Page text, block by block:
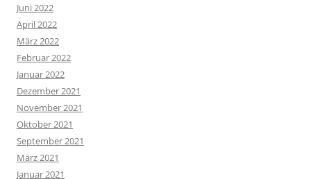
Juni 2022
April 2022
März 2022
Februar 2022
Januar 2022
Dezember 2021
November 2021
Oktober 2021
September 2021
März 2021
Januar 2021